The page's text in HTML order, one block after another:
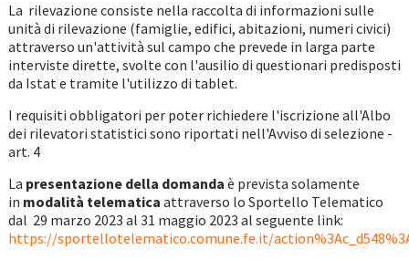
La rilevazione consiste nella raccolta di informazioni sulle
unità di rilevazione (famiglie, edifici, abitazioni, numeri civici)
attraverso un'attività sul campo che prevede in larga parte
interviste dirette, svolte con l'ausilio di questionari predisposti
da Istat e tramite l'utilizzo di tablet.
I requisiti obbligatori per poter richiedere l'iscrizione all'Albo
dei rilevatori statistici sono riportati nell'Avviso di selezione -
art. 4
La presentazione della domanda è prevista solamente
in modalità telematica attraverso lo Sportello Telematico
dal 29 marzo 2023 al 31 maggio 2023 al seguente link:
https://sportellotelematico.comune.fe.it/